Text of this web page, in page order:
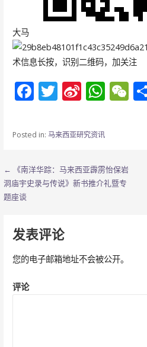
大马
术信息长按，识别二维码，加关注
F
e
o
o
T
itt
Si
a
ei
b
W
A
p
W
at
Posted in: 马来西亚研究资讯
文
章
航
← 《南洋华踪：马来西亚霹雳怡保岩
洞庙宇史录与传说》新书推介礼暨专
题座谈
发表评论
您的电子邮箱地址不会被公开。
评论